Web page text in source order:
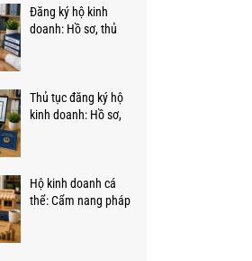
Đăng ký hộ kinh
doanh: Hồ sơ, thủ
Thủ tục đăng ký hộ
kinh doanh: Hồ sơ,
Hộ kinh doanh cá
thể: Cẩm nang pháp